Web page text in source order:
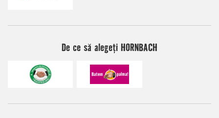
De ce să alegeți HORNBACH